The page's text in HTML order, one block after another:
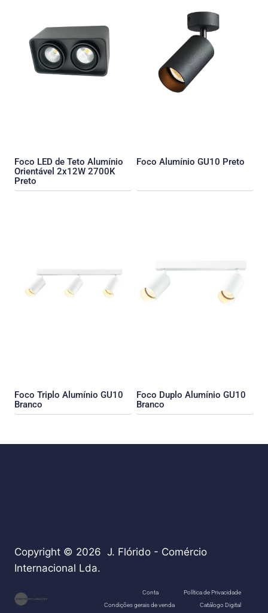
Foco LED de Teto Alumínio
Orientável 2x12W 2700K
Preto
Foco Alumínio GU10 Preto
Foco Triplo Alumínio GU10
Branco
Foco Duplo Alumínio GU10
Branco
Copyright © 2026 J. Flórido - Comércio
Internacional Lda.
Conta
Política de Privacidade
Condições gerais de venda
Catálogo Digital